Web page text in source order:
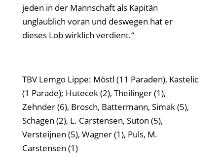
jeden in der Mannschaft als Kapitän
unglaublich voran und deswegen hat er
dieses Lob wirklich verdient.“
TBV Lemgo Lippe: Möstl (11 Paraden), Kastelic
(1 Parade); Hutecek (2), Theilinger (1),
Zehnder (6), Brosch, Battermann, Simak (5),
Schagen (2), L. Carstensen, Suton (5),
Versteijnen (5), Wagner (1), Puls, M.
Carstensen (1)